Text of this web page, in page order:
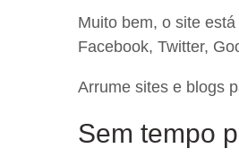
Muito bem, o site
Facebook, Twitter,
Arrume sites e blogs
Sem tempo